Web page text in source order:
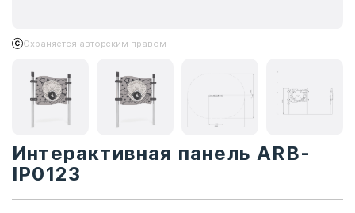
Охраняется авторским правом
Интерактивная панель ARB-
IP0123